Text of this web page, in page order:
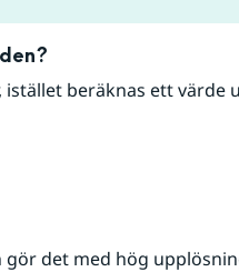
beräknas ett värde
det med hög